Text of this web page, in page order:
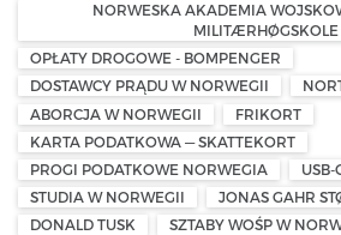
NORWESKA AKADEMIA
MILITÆRHØGSKOLE
OPŁATY DROGOWE - BOMPENGER
DOSTAWCY PRĄDU W NORWEGII
ABORCJA W NORWEGII
FRIKORT
KARTA PODATKOWA — SKATTEKORT
PROGI PODATKOWE NORWEGIA
USB-
STUDIA W NORWEGII
JONAS GAHR
DONALD TUSK
SZTABY WOŚP W